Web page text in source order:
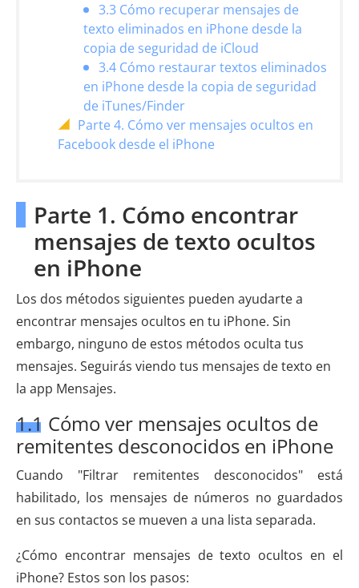
3.3 Cómo recuperar mensajes de
texto eliminados en iPhone desde la
copia de seguridad de iCloud
3.4 Cómo restaurar textos eliminados
en iPhone desde la copia de seguridad
de iTunes/Finder
Parte 4. Cómo ver mensajes ocultos en
Facebook desde el iPhone
Parte 1. Cómo encontrar
mensajes de texto ocultos
en iPhone
Los dos métodos siguientes pueden ayudarte a
encontrar mensajes ocultos en tu iPhone. Sin
embargo, ninguno de estos métodos oculta tus
mensajes. Seguirás viendo tus mensajes de texto en
la app Mensajes.
1.1 Cómo ver mensajes ocultos de
remitentes desconocidos en iPhone
Cuando "Filtrar remitentes desconocidos" está
habilitado, los mensajes de números no guardados
en sus contactos se mueven a una lista separada.
¿Cómo encontrar mensajes de texto ocultos en el
iPhone? Estos son los pasos: